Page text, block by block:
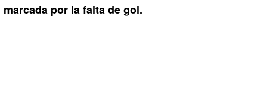
marcada por la falta de gol.